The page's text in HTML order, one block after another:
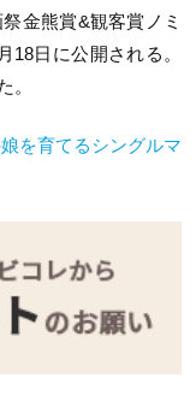
金熊賞&観客賞ノミ
18日に公開される。
。
を育てるシングルマ